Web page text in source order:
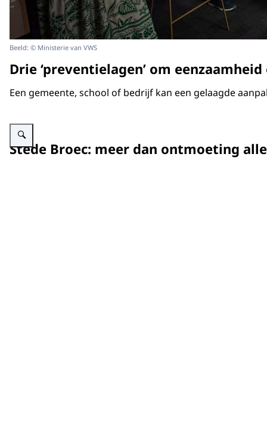
Beeld: © Ministerie van VWS
Drie ‘preventielagen’ om
Een gemeente, school of bedrijf kan een gelaagde
Vergroot afbeelding Dansende ouderen
Stede Broec: meer dan ontmoeting